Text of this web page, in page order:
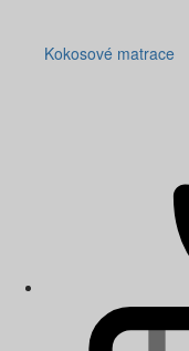
Kokosové matrace